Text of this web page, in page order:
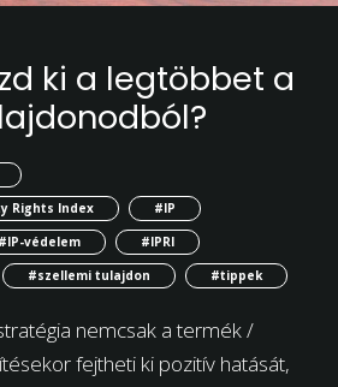
ki a legtöbbet a
Rights Index
#IP
#IP-védelem
#IPRI
#szellemi tulajdon #tippek
nemcsak a termék /
fejtheti ki pozitív hatását,